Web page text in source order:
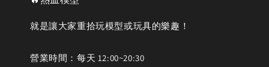
就是讓大家重拾玩模型或玩具的樂趣！
營業時間：每天 12:00~20:30